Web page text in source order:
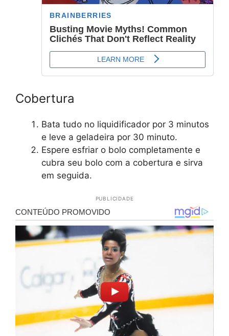
Cobertura
Bata tudo no liquidificador por 3 minutos
e leve a geladeira por 30 minuto.
Espere esfriar o bolo completamente e
cubra seu bolo com a cobertura e sirva
em seguida.
PUBLICIDADE